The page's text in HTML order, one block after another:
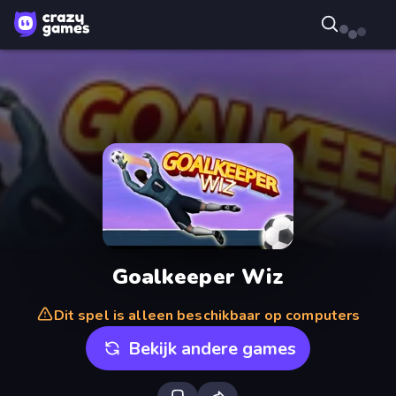
Goalkeeper Wiz
Dit spel is alleen beschikbaar op computers
Bekijk andere games